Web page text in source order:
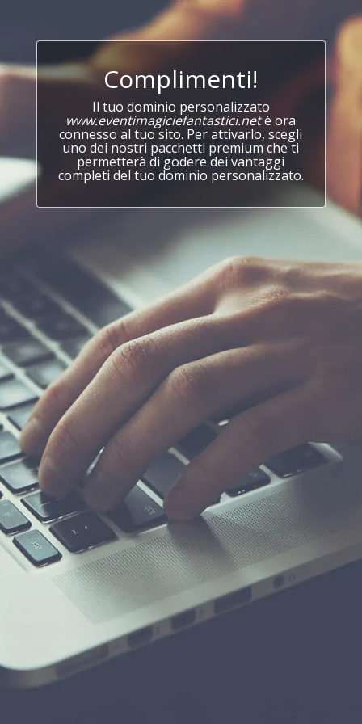
Complimenti!
Il tuo dominio personalizzato
www.eventimagiciefantastici.netè ora
connesso al tuo sito. Per attivarlo, scegli
uno dei nostri pacchetti premium che ti
permetterà di godere dei vantaggi
completi del tuo dominio personalizzato.